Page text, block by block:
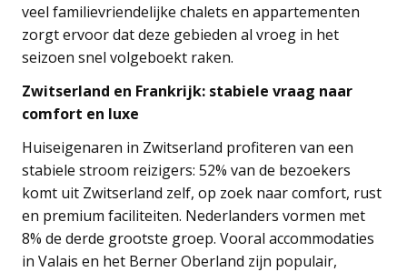
veel familievriendelijke chalets en appartementen
zorgt ervoor dat deze gebieden al vroeg in het
seizoen snel volgeboekt raken.
Zwitserland en Frankrijk: stabiele vraag naar
comfort en luxe
Huiseigenaren in Zwitserland profiteren van een
stabiele stroom reizigers: 52% van de bezoekers
komt uit Zwitserland zelf, op zoek naar comfort, rust
en premium faciliteiten. Nederlanders vormen met
8% de derde grootste groep. Vooral accommodaties
in Valais en het Berner Oberland zijn populair,